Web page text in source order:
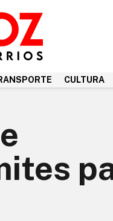
CULTURA